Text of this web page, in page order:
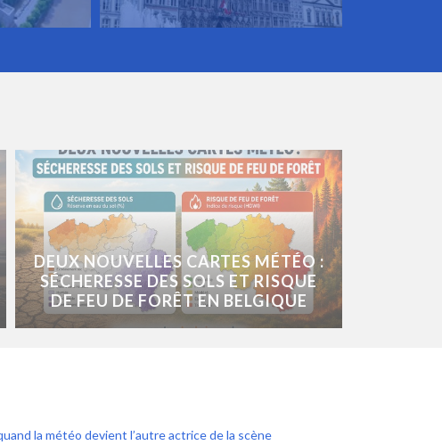
DEUX NOUVELLES CARTES MÉTÉO :
SÉCHERESSE DES SOLS ET RISQUE
DE FEU DE FORÊT EN BELGIQUE
la météo devient l’autre actrice de la scène